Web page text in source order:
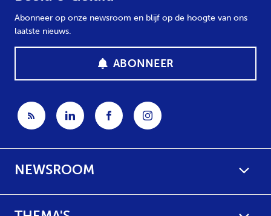
Abonneer op onze newsroom en blijf op de hoogte van ons
laatste nieuws.
ABONNEER
NEWSROOM